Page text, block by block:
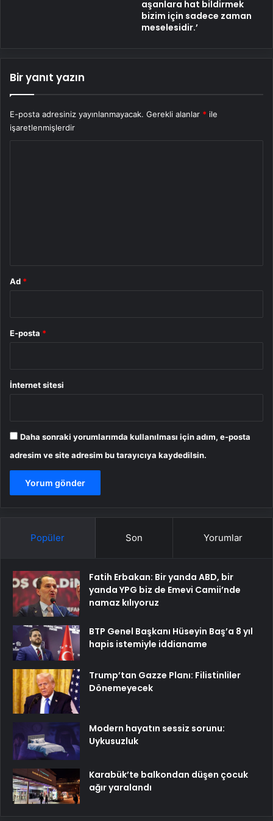
aşanlara hat bildirmek
bizim için sadece zaman
meselesidir.’
Bir yanıt yazın
E-posta adresiniz yayınlanmayacak. Gerekli alanlar * ile
işaretlenmişlerdir
Ad *
E-posta *
İnternet sitesi
Daha sonraki yorumlarımda kullanılması için adım, e-posta
adresim ve site adresim bu tarayıcıya kaydedilsin.
Popüler Son Yorumlar
Fatih Erbakan: Bir yanda ABD, bir
yanda YPG biz de Emevi Camii’nde
namaz kılıyoruz
BTP Genel Başkanı Hüseyin Baş’a 8 yıl
hapis istemiyle iddianame
Trump’tan Gazze Planı: Filistinliler
Dönemeyecek
Modern hayatın sessiz sorunu:
Uykusuzluk
Karabük’te balkondan düşen çocuk
ağır yaralandı